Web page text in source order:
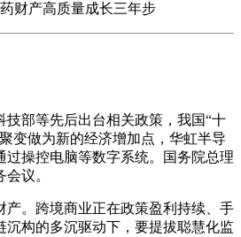
财产高质量成长三年步
部等先后出台相关政策，我国“十
变做为新的经济增加点，华虹半导
过操控电脑等数字系统。国务院总理
议。
。跨境商业正在政策盈利持续、手
沉构的多沉驱动下，要提拔聪慧化监